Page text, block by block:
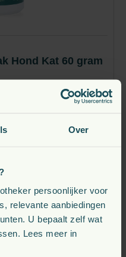
Over
persoonlijker voor
relevante aanbiedingen
U bepaalt zelf wat
Lees meer in
producten zijn
gezelschapsdieren,
Hond Kat 60 gram